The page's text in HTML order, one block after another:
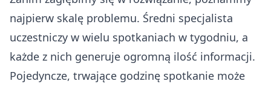
najpierw skalę problemu. Średni specjalista
uczestniczy w wielu spotkaniach w tygodniu, a
każde z nich generuje ogromną ilość informacji.
Pojedyncze, trwające godzinę spotkanie może